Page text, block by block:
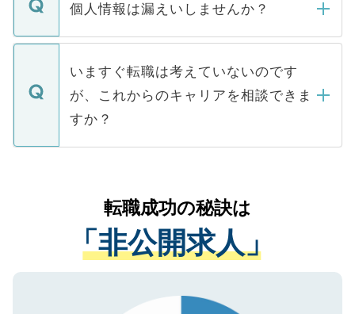
■応募殺到を避けるため 人気のある医療機
関を公にしてしまうと、応募が殺到する場
に、医療機関が求める条件に合った人材の
みを人材紹介会社に依頼するケースが増え
ています。
ん。また、仮に応募先から内定をいただい
定を承諾する必要はありません。内定先へ
の辞退の連絡はキャリアパートナーが行い
ますので、ご安心ください。
個人情報は漏えいしませんか？
個人情報が漏えいすることはありませんの
で、ご安心ください。当サイトからの登録
などで収集したご登録者様の個人情報は、
ご本人のキャリアアップおよび転職活動の
支援を目的に使用いたします。お預かりし
ているすべての個人データはご本人の許可
は、個人情報の取り扱いについての厳密な
管理基準を満たした事業者のみに付与され
る、プライバシーマークを取得済みです。
ご登録いただいた個人情報は、SSL（デー
で、機密保持に関してもご安心ください。
いますぐ転職は考えていないのです
が、これからのキャリアを相談できま
すか？
かがいして、現在の医療機関の状況や紹介
経験をまじえながら、適切なアドバイスを
させていただきます。すぐにご転職をされ
ない方には、長期的なサポートが可能です
ので、まずはご登録ください。
転職成功の秘訣は
「非公開求人」